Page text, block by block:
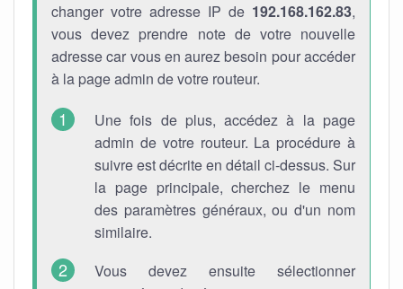
changer votre adresse IP de 192.168.162.83,
vous devez prendre note de votre nouvelle
adresse car vous en aurez besoin pour accéder
à la page admin de votre routeur.
Une fois de plus, accédez à la page
admin de votre routeur. La procédure à
suivre est décrite en détail ci-dessus. Sur
la page principale, cherchez le menu
des paramètres généraux, ou d'un nom
similaire.
Vous devez ensuite sélectionner